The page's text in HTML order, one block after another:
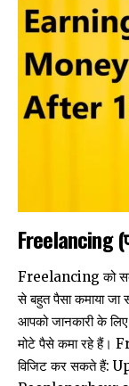
Freelancing
Freelancing को
से बहुत पैसा कमाया जा
आपको जानकारी के
मोटे पैसे कमा रहे हैं।
विजिट कर सकते हैं: